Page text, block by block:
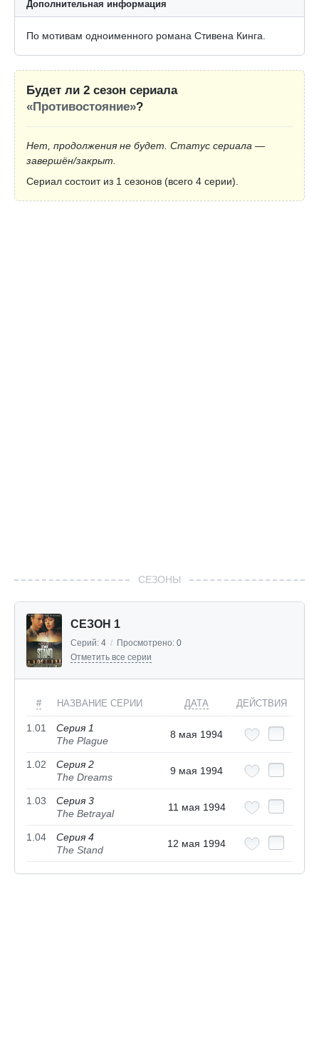
Дополнительная информация
По мотивам одноименного романа Стивена Кинга.
Будет ли 2 сезон сериала
«Противостояние»?
Нет, продолжения не будет. Статус сериала —
завершён/закрыт.
Сериал состоит из 1 сезонов (всего 4 серии).
СЕЗОНЫ
СЕЗОН 1
Серий: 4 / Просмотрено: 0
Отметить все серии
# НАЗВАНИЕ СЕРИИ ДАТА ДЕЙСТВИЯ
1.01
Серия 1
The Plague
8 мая 1994
1.02
Серия 2
The Dreams
9 мая 1994
1.03
Серия 3
The Betrayal
11 мая 1994
1.04
Серия 4
The Stand
12 мая 1994